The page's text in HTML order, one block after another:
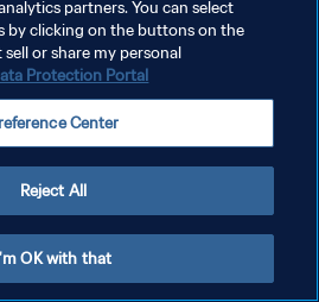
partners. You can select
by clicking on the buttons on the
or share my personal
Protection Portal
Center
Reject All
OK with that